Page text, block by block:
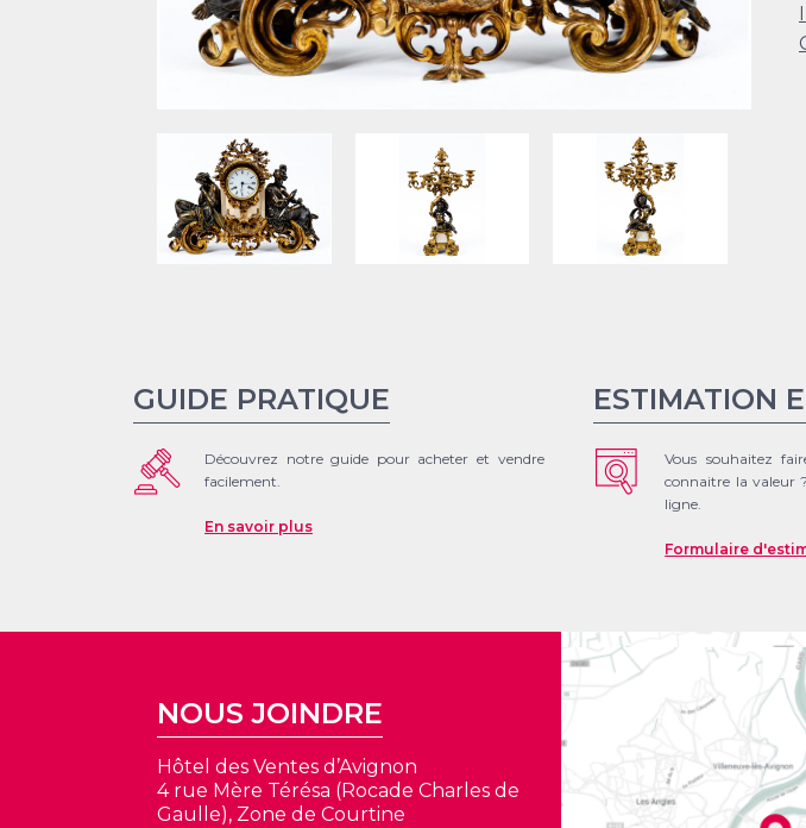
GUIDE PRATIQUE
Découvrez notre guide pour acheter et vendre
facilement.
En savoir plus
ESTIMATION
Vous souhaitez
connaitre la valeur
ligne.
Formulaire
NOUS JOINDRE
Hôtel des Ventes d’Avignon
4 rue Mère Térésa (Rocade Charles de
Gaulle), Zone de Courtine